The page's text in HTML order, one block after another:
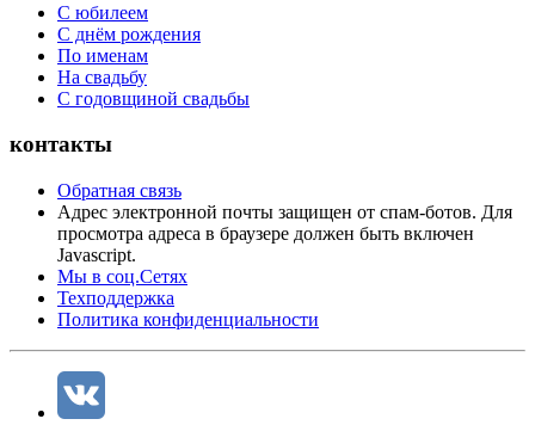
С юбилеем
С днём рождения
По именам
На свадьбу
С годовщиной свадьбы
контакты
Обратная связь
Адрес электронной почты защищен от спам-ботов. Для
просмотра адреса в браузере должен быть включен
Javascript.
Мы в соц.Сетях
Техподдержка
Политика конфиденциальности